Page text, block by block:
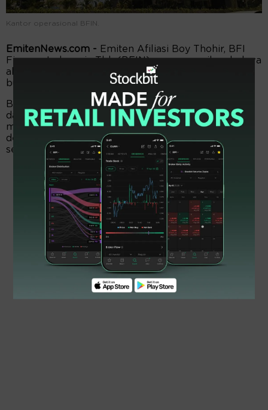
Kantor operasional BFIN.
EmitenNews.com - Emiten Afiliasi Boy Thohir, BFI
Finance Indonesia Tbk (BFIN) menyampaikan bahwa
akan membagian Dividen Tunai untuk periode tahun
buku 2024 dengan total Rp481.260.275.840.
Budi Darwan Munthe Corporate Secretary BFIN
dalam keterangan resmi Rabu (14/5)
mengungkapkan bahwa pembagian dividen sesuai
dengan hasil RUPS Tahunan tanggal 08 Mei 2025
sebesar Rp32 per lembar saham.